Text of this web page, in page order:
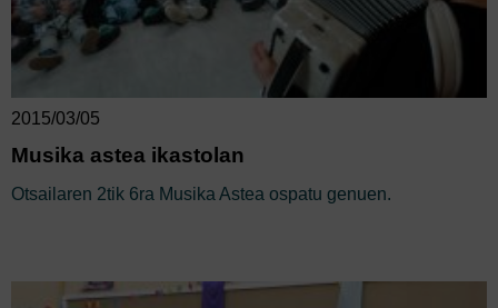
2015/03/05
Musika astea ikastolan
Otsailaren 2tik 6ra Musika Astea ospatu genuen.